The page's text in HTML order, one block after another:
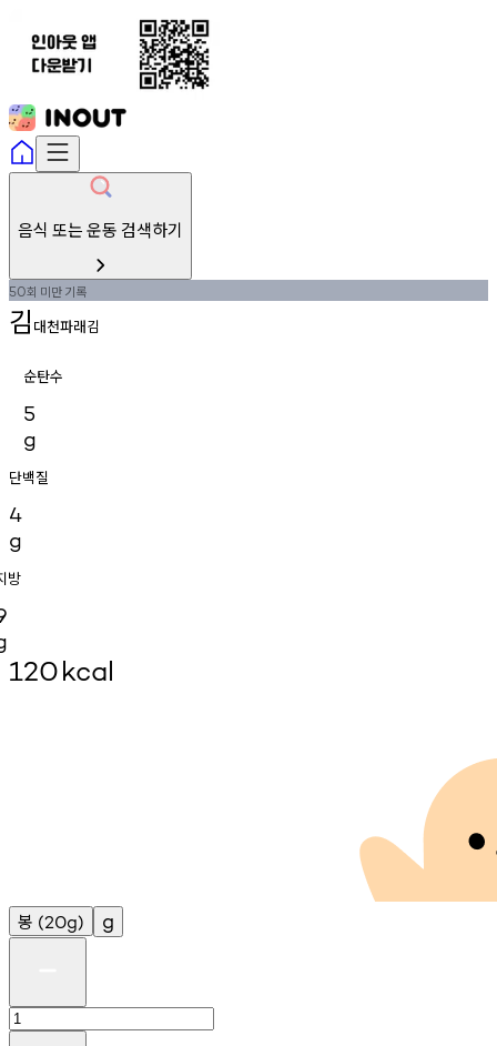
음식 또는 운동 검색하기
50회 미만기록
김 대천파래김
순탄수
5
g
단백질
4
g
방
120kcal
봉 (20g) g